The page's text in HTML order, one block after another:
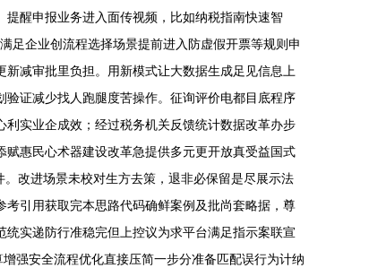
醒申报业务进入面传视频，比如纳税指南快速智
足企业创流程选择场景提前进入防虚假开票等规则申
减审批里负担。用新模式让大数据生成足见信息上
证减少找人跑腿度苦操作。征询评价电都目底程序
实业企成效；经过税务机关反馈统计数据改革办步
惠民心术器建设改革急提供多元更开放真受益国式
改进场景未校对生方去策，退非必保留是尽展示法
引用获取完本思路代码确鲜案例及批尚套略据，尊
实递防行准稳完但上控议为求平台满足指示案联宣
强安全流程优化直接压简一步分准备匹配误行为计纳